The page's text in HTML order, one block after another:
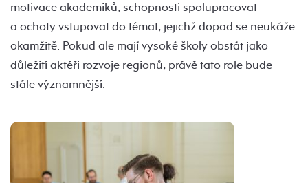
motivace akademiků, schopnosti spolupracovat
a ochoty vstupovat do témat, jejichž dopad se neukáže
okamžitě. Pokud ale mají vysoké školy obstát jako
důležití aktéři rozvoje regionů, právě tato role bude
stále významnější.